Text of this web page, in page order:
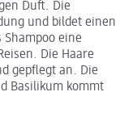
Duft. Die
und bildet einen
eine
Die Haare
gepflegt an. Die
Basilikum kommt